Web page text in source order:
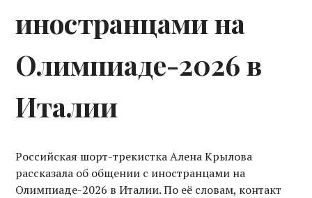
иностранцами на
Олимпиаде-2026 в
Италии
Российская шорт-трекистка Алена Крылова
рассказала об общении с иностранцами на
Олимпиаде-2026 в Италии. По её словам, контакт